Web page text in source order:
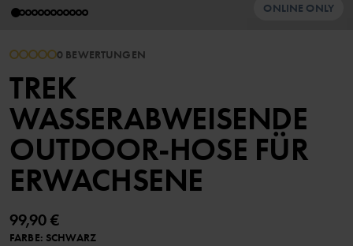
ONLINE ONLY
0 BEWERTUNGEN
TREK
WASSERABWEISENDE
OUTDOOR-HOSE FÜR
ERWACHSENE
99,90 €
FARBE: SCHWARZ